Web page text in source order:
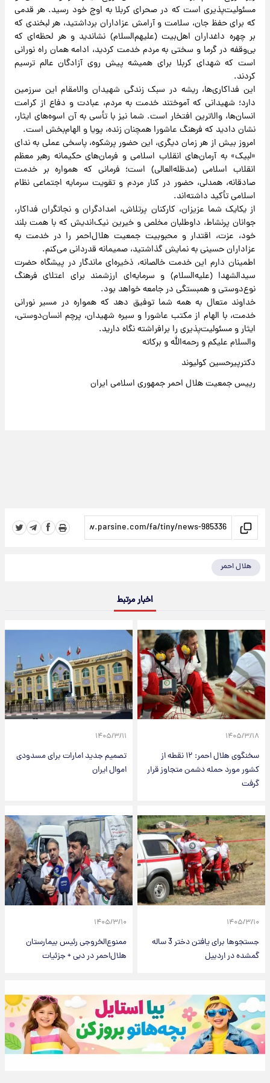
مسئولیت‌پذیری است که در صحرای کربلا به اوج خود رسید. هر قدمی
که برای حفظ جان، سلامت و آرامش عزاداران برداشتید، هر لبخندی که
بر چهره داغداران اهل‌بیت (علیهم‌السلام) نشاندید و هر لحظه‌ای که
بی‌وقفه در گرما و سختی به مردم خدمت کردید، ادامه همان راه نورانی
است که شهدای کربلا برای همیشه پیش روی آزادگان عالم ترسیم
کردند.
این فداکاری‌ها، ریشه در سبک زندگی شهیدان والامقام این سرزمین
دارد؛ شهیدانی که آموختند خدمت به مردم، عبادت و دفاع از کرامت
انسان‌ها، والاترین افتخار است. شما نیز با تأسی به آن اسوه‌های ایثار،
نشان دادید که فرهنگ عاشورا همچنان زنده، پویا و الهام‌بخش است.
امروز بیش از هر زمان دیگری، این حضور پرشکوه، پاسخی عملی به ندای
«لبیک» به آرمان‌های انقلاب اسلامی و فرمان‌های حکیمانه رهبر معظم
انقلاب اسلامی (مدظله‌العالی) است؛ فرمانی که همواره بر خدمت
صادقانه، همدلی، حضور در کنار مردم و تقویت سرمایه اجتماعی نظام
اسلامی تأکید داشته‌اند.
از یکایک شما عزیزان، کارکنان پرتلاش، امدادگران و نجاتگران فداکار،
جوانان پرنشاط، داوطلبان مخلص و خیرین نیک‌اندیش که با همت بلند
خود، عزت، اقتدار و محبوبیت جمعیت هلال‌احمر را در خدمت به
عزاداران حسینی به نمایش گذاشتید، صمیمانه قدردانی می‌کنم.
اطمینان دارم این خدمت خالصانه، ذخیره‌ای ماندگار در پیشگاه حضرت
سیدالشهدا (علیه‌السلام) و سرمایه‌ای ارزشمند برای اعتلای فرهنگ
نوع‌دوستی و همبستگی در جامعه خواهد بود.
خداوند متعال به همه شما توفیق دهد که همواره در مسیر نورانی
خدمت، با الهام از مکتب عاشورا و سیره شهیدان، پرچم انسان‌دوستی،
ایثار و مسئولیت‌پذیری را برافراشته نگاه دارید.
والسلام علیکم و رحمه‌الله و برکاته
دکترپیرحسین کولیوند
رییس جمعیت هلال احمر جمهوری اسلامی ایران
هلال احمر
اخبار مرتبط
۱۴۰۵/۳/۱۸
سخنگوی هلال احمر: ۱۲ نقطه از
کشور مورد حمله دشمن متجاوز قرار
گرفت
۱۴۰۵/۳/۱۱
تصمیم جدید امارات برای مسدودی
اموال ایران
۱۴۰۵/۳/۱۰
جستجوها برای یافتن دختر 3 ساله
گمشده در اردبیل
۱۴۰۵/۳/۱۰
ممنوع‌الخروجی رئیس بیمارستان
هلال‌احمر در دبی + جزئیات